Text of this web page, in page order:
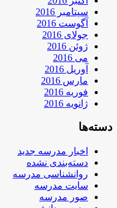
سپتامبر 2016
آگوست 2016
جولای 2016
ژوئن 2016
می 2016
آوریل 2016
مارس 2016
فوریه 2016
ژانویه 2016
دسته‌ها
اخبار مدرسه جدید
دسته‌بندی نشده
روانشناسی مدرسه
سایت مدرسه
صور مدرسه